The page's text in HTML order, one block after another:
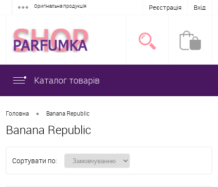
Оригінальна продукція Реєстрація Вхід
Каталог товарів
Головна • Banana Republic
Banana Republic
Сортувати по: